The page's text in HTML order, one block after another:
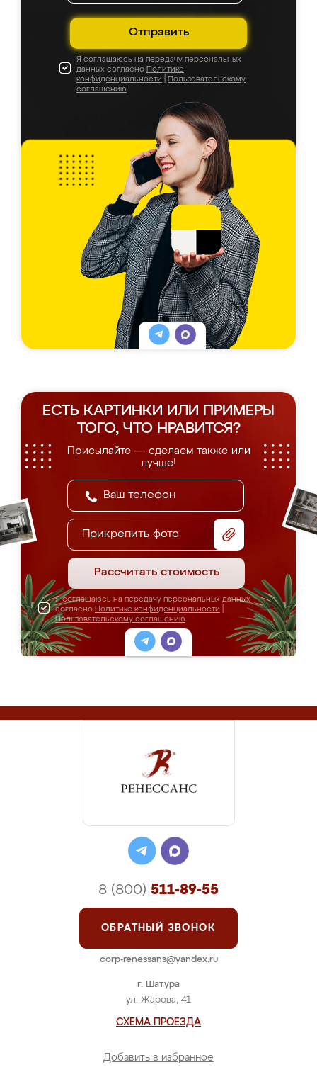
Отправить
Я соглашаюсь на передачу персональных
данных согласно
Политике
конфиденциальности
Пользовательскому
соглашению
ЕСТЬ КАРТИНКИ ИЛИ ПРИМЕРЫ
ТОГО, ЧТО НРАВИТСЯ?
Присылайте — сделаем также или
лучше!
Прикрепить фото
Рассчитать стоимость
Я соглашаюсь на передачу персональных данных
согласно
Политике конфиденциальности
Пользовательскому соглашению
г. Шатура
ул. Жарова, 41
СХЕМА ПРОЕЗДА
Добавить в избранное
8 (800) 511-89-55
ОБРАТНЫЙ ЗВОНОК
corp-renessans@yandex.ru